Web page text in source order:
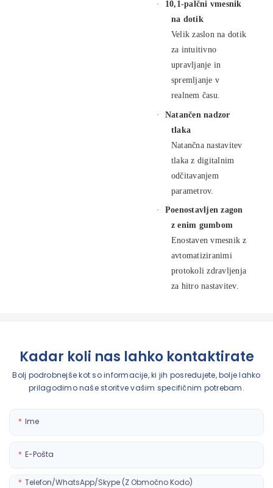
·
10,1-palčni vmesnik
na dotik
Velik zaslon na dotik
za intuitivno
upravljanje in
spremljanje v
realnem času.
·
Natančen nadzor
tlaka
Natančna nastavitev
tlaka z digitalnim
odčitavanjem
parametrov.
·
Poenostavljen zagon
z enim gumbom
Enostaven vmesnik z
avtomatiziranimi
protokoli zdravljenja
za hitro nastavitev.
Kadar koli nas lahko kontaktirate
Bolj podrobnejše kot so informacije, ki jih posredujete, bolje lahko
prilagodimo naše storitve vašim specifičnim potrebam.
Ime
E-Pošta
Telefon/WhatsApp/Skype (z Območno Kodo)